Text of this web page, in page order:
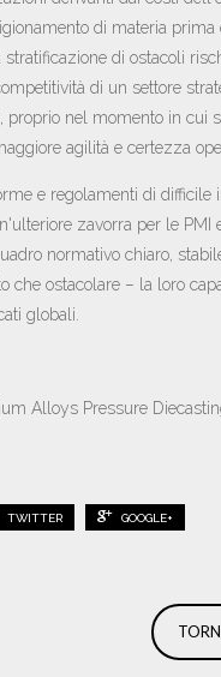
di materia prima
stratificazione di ostacoli
di un settore
proprio nel momento in cui
agilità e certezza
e regolamenti di difficile
zavorra per le PMI
normativo chiaro,
che ostacolare – la loro
globali.
Alloys Pressure
TWITTER GOOGLE+